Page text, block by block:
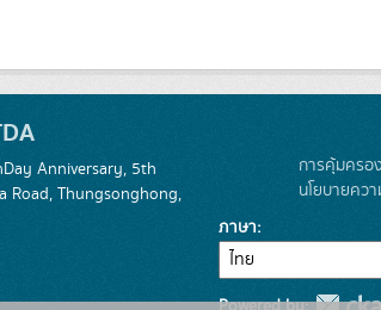
Anniversary, 5th
Road, Thungsonghong,
การคุ้มครอ
นโยบายคว
ภาษา